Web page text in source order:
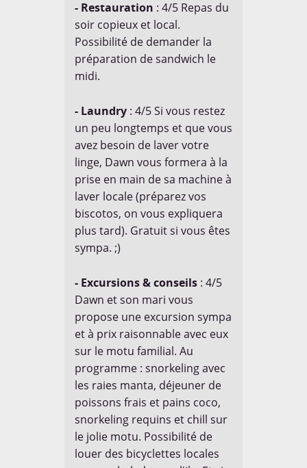
CONTACT
Mail:moc.08mdt@tcatnoc

- Restauration : 4/5 Repas du
soir copieux et local.
Possibilité de demander la
préparation de sandwich le
midi.
- Laundry : 4/5 Si vous restez
un peu longtemps et que vous
avez besoin de laver votre
linge, Dawn vous formera à la
prise en main de sa machine à
laver locale (préparez vos
biscotos, on vous expliquera
plus tard). Gratuit si vous êtes
sympa. ;)
- Excursions & conseils : 4/5
Dawn et son mari vous
propose une excursion sympa
et à prix raisonnable avec eux
sur le motu familial. Au
programme : snorkeling avec
les raies manta, déjeuner de
poissons frais et pains coco,
snorkeling requins et chill sur
le jolie motu. Possibilité de
louer des bicyclettes locales